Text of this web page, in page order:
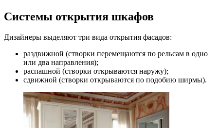
Системы открытия шкафов
Дизайнеры выделяют три вида открытия фасадов:
раздвижной (створки перемещаются по рельсам в одно
или два направления);
распашной (створки открываются наружу);
сдвижной (створки открываются по подобию ширмы).